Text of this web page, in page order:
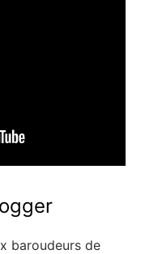
baroudeurs de